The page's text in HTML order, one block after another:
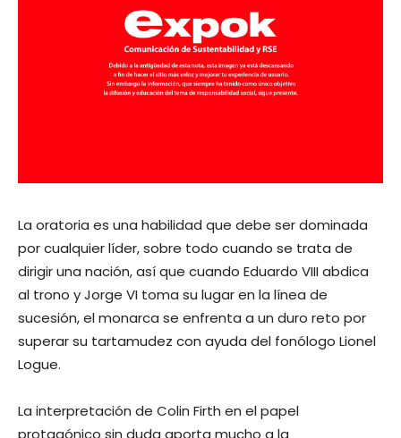
La oratoria es una habilidad que debe ser dominada
por cualquier líder, sobre todo cuando se trata de
dirigir una nación, así que cuando Eduardo VIII abdica
al trono y Jorge VI toma su lugar en la línea de
sucesión, el monarca se enfrenta a un duro reto por
superar su tartamudez con ayuda del fonólogo Lionel
Logue.
La interpretación de Colin Firth en el papel
protagónico sin duda aporta mucho a la